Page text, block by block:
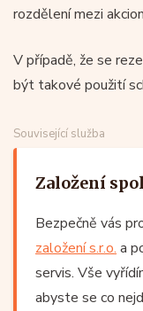
rozdělení mezi
V případě, že se
být takové použití
Související služba
Založení
Bezpečně vás
založení s.r.o. a
servis. Vše
abyste se co